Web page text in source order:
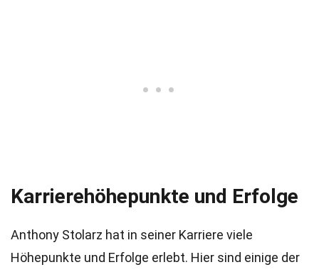
Karrierehöhepunkte und Erfolge
Anthony Stolarz hat in seiner Karriere viele
Höhepunkte und Erfolge erlebt. Hier sind einige der